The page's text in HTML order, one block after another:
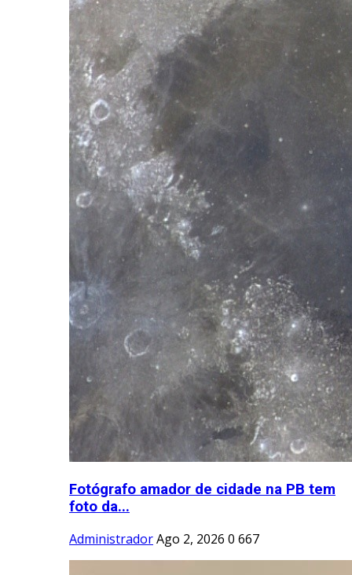
Fotógrafo amador de cidade na PB tem
foto da...
AdministradorAgo 2, 2026 0 667